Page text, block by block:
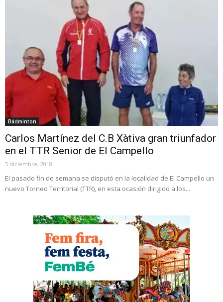
Bádminton
Carlos Martínez del C.B Xàtiva gran triunfador
en el TTR Senior de El Campello
5 diciembre, 2018
El pasado fin de semana se disputó en la localidad de El Campello un
nuevo Torneo Territorial (TTR), en esta ocasión dirigido a los...